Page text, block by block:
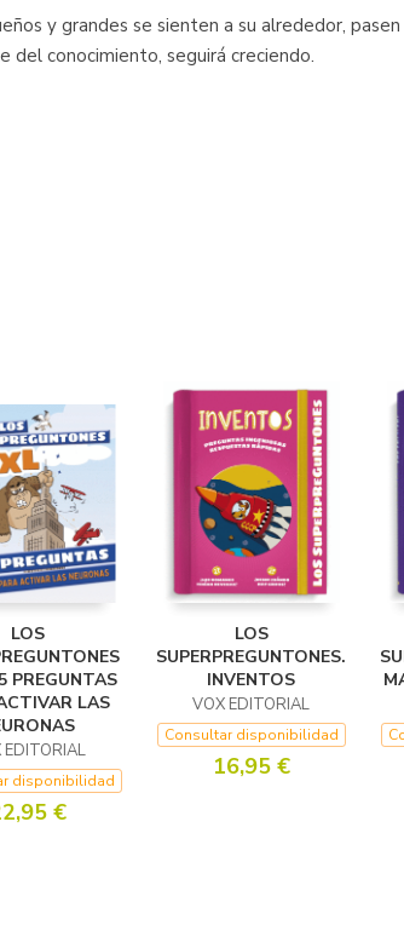
y grandes se sienten a su alrededor,
del conocimiento, seguirá creciendo.
LOS
PREGUNTAS
LAS
EDITORIAL
disponibilidad
€
LOS
SUPERPREGUNTONES.
INVENTOS
VOX EDITORIAL
Consultar disponibilidad
16,95 €